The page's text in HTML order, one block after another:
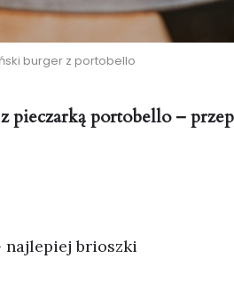
burger z portobello
pieczarką portobello –
najlepiej brioszki